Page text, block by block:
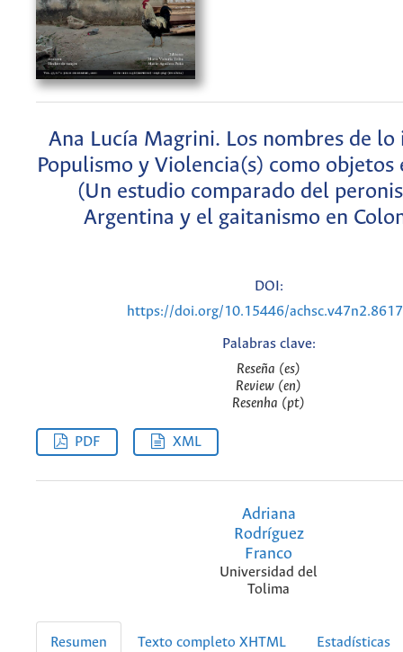
Ana Lucía Magrini. Los nombres de lo
Populismo y Violencia(s) como objetos
(Un estudio comparado del
Argentina y el gaitanismo en
DOI:
https://doi.org/10.15446/
Palabras clave:
Reseña (es)
Review (en)
Resenha (pt)
PDF XML
Adriana
Rodríguez
Franco
Universidad del
Tolima
Resumen Texto completo XHTML Estadísticas